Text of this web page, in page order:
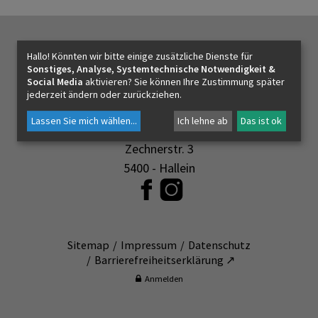
Pfarrzeitungen
Archiv St. Jakob am Thurn
Kirchen & Orte
KONTAKT
Pfarrverband Hallein
Zechnerstr. 3
5400 - Hallein
Sitemap Impressum
Datenschutz
Barrierefreiheitserklärung ↗
Anmelden
Hallo! Könnten wir bitte einige zusätzliche Dienste für
Sonstiges, Analyse, Systemtechnische Notwendigkeit &
Social Media aktivieren? Sie können Ihre Zustimmung später
jederzeit ändern oder zurückziehen.
Lassen Sie mich wählen... Ich lehne ab Das ist ok